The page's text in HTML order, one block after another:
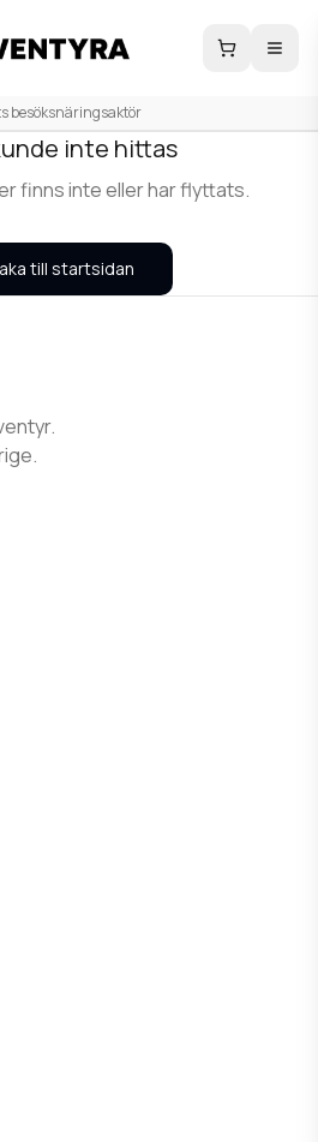
besöksnäringsaktör
inte hittas
finns inte eller har flyttats.
till startsidan